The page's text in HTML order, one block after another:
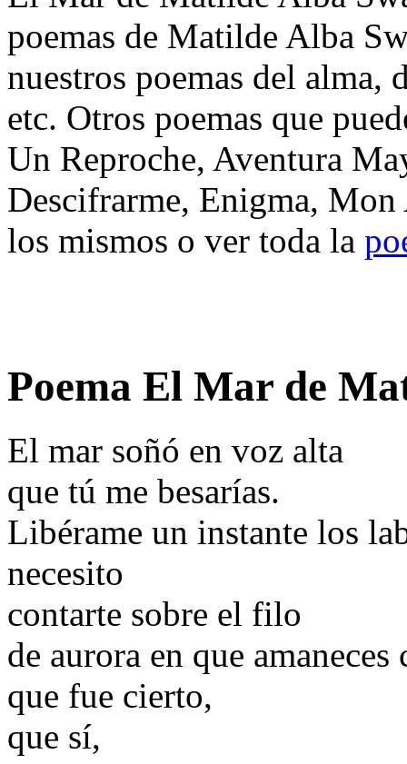
poemas de Matilde Alba
nuestros poemas del alma,
etc. Otros poemas que
Un Reproche, Aventura
Descifrarme, Enigma, Mon
los mismos o ver toda la
Poema El Mar de
El mar soñó en voz alta
que tú me besarías.
Libérame un instante los
necesito
contarte sobre el filo
de aurora en que
que fue cierto,
que sí,